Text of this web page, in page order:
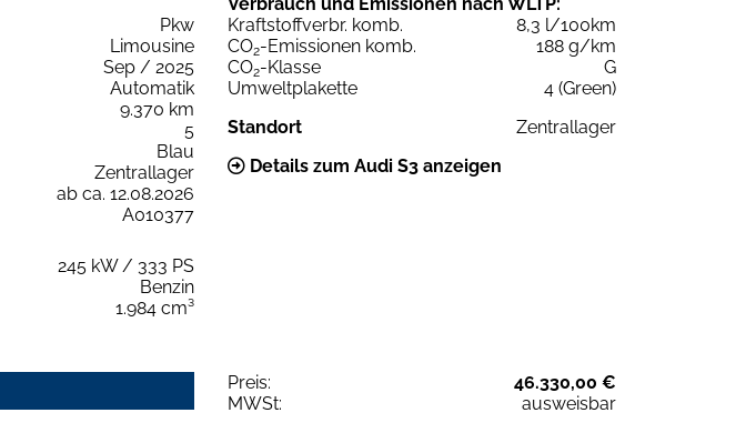
Pkw
Limousine
Sep / 2025
Automatik
9.370 km
5
Blau
Zentrallager
ab ca. 12.08.2026
A010377
245 kW / 333 PS
Benzin
1.984 cm³
Kraftstoffverbr. komb.
8,3 l/100km
CO2-Emissionen komb.
188 g/km
CO2-Klasse
G
Umweltplakette
4 (Green)
Standort
Zentrallager
Details zum Audi S3 anzeigen
Preis:
46.330,00 €
MWSt:
ausweisbar